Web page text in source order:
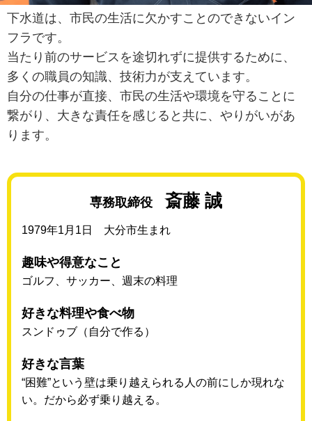
下水道は、市民の生活に欠かすことのできないイン
フラです。
当たり前のサービスを途切れずに提供するために、
多くの職員の知識、技術力が支えています。
自分の仕事が直接、市民の生活や環境を守ることに
繋がり、大きな責任を感じると共に、やりがいがあ
ります。
専務取締役斎藤 誠
1979年1月1日 大分市生まれ
趣味や得意なこと
ゴルフ、サッカー、週末の料理
好きな料理や食べ物
スンドゥブ（自分で作る）
好きな言葉
“困難”という壁は乗り越えられる人の前にしか現れな
い。だから必ず乗り越える。